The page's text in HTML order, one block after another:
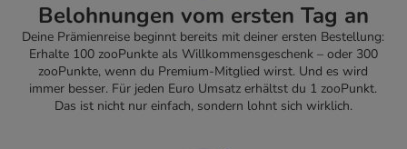
Belohnungen vom ersten Tag an
Deine Prämienreise beginnt bereits mit deiner ersten Bestellung:
Erhalte 100 zooPunkte als Willkommensgeschenk – oder 300
zooPunkte, wenn du Premium-Mitglied wirst. Und es wird
immer besser. Für jeden Euro Umsatz erhältst du 1 zooPunkt.
Das ist nicht nur einfach, sondern lohnt sich wirklich.